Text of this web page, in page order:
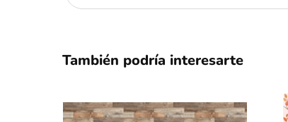
También podría interesarte